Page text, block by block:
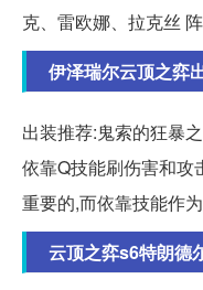
克、雷欧娜、拉克丝
伊泽瑞尔云顶之弈
出装推荐:鬼索的狂暴
依靠Q技能刷伤害和攻
重要的,而依靠技能作
云顶之弈s6特朗德